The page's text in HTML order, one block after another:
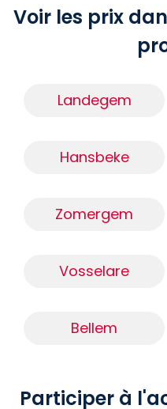
Voir les prix
Landegem
Hansbeke
Zomergem
Vosselare
Bellem
Participer à